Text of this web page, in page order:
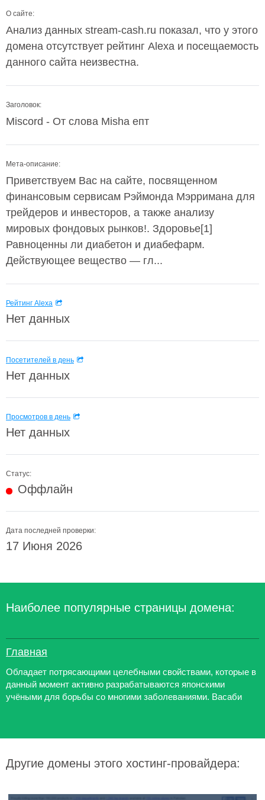
О сайте:
Анализ данных stream-cash.ru показал, что у этого
домена отсутствует рейтинг Alexa и посещаемость
данного сайта неизвестна.
Заголовок:
Miscord - От слова Misha епт
Мета-описание:
Приветствуем Вас на сайте, посвященном
финансовым сервисам Рэймонда Мэрримана для
трейдеров и инвесторов, а также анализу
мировых фондовых рынков!. Здоровье[1]
Равноценны ли диабетон и диабефарм.
Действующее вещество — гл...
Рейтинг Alexa
Нет данных
Посетителей в день
Нет данных
Просмотров в день
Нет данных
Статус:
Оффлайн
Дата последней проверки:
17 Июня 2026
Наиболее популярные страницы домена:
Главная
Обладает потрясающими целебными свойствами, которые в
данный момент активно разрабатываются японскими
учёными для борьбы со многими заболеваниями. Васаби
Другие домены этого хостинг-провайдера: